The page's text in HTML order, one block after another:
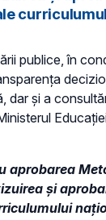
publice, în
dar și a
aprobarea
și